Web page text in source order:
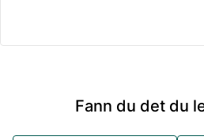
Fann du det du